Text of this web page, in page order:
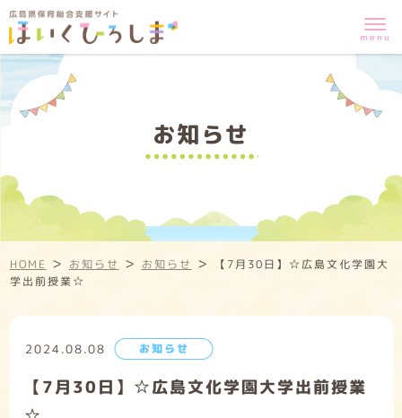
お知らせ
HOME > お知らせ > お知らせ > 【7月30日】☆広島文化学園大
学出前授業☆
2024.08.08 お知らせ
【7月30日】☆広島文化学園大学出前授業